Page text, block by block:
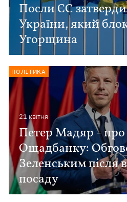
Посли ЄС
України, який
Угорщина
21 квiтня
Петер Мадяр -
Ощадбанку:
Зеленським після
посаду
ПОЛІТИКА